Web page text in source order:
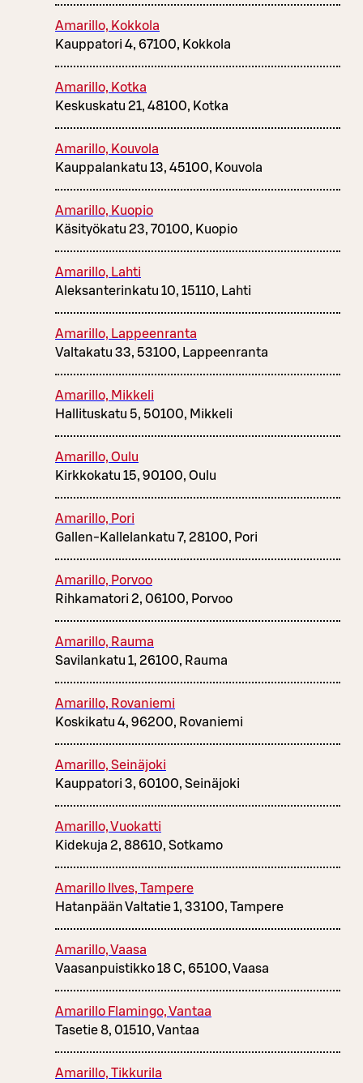
Amarillo, Kokkola
Kauppatori 4, 67100, Kokkola
Amarillo, Kotka
Keskuskatu 21, 48100, Kotka
Amarillo, Kouvola
Kauppalankatu 13, 45100, Kouvola
Amarillo, Kuopio
Käsityökatu 23, 70100, Kuopio
Amarillo, Lahti
Aleksanterinkatu 10, 15110, Lahti
Amarillo, Lappeenranta
Valtakatu 33, 53100, Lappeenranta
Amarillo, Mikkeli
Hallituskatu 5, 50100, Mikkeli
Amarillo, Oulu
Kirkkokatu 15, 90100, Oulu
Amarillo, Pori
Gallen-Kallelankatu 7, 28100, Pori
Amarillo, Porvoo
Rihkamatori 2, 06100, Porvoo
Amarillo, Rauma
Savilankatu 1, 26100, Rauma
Amarillo, Rovaniemi
Koskikatu 4, 96200, Rovaniemi
Amarillo, Seinäjoki
Kauppatori 3, 60100, Seinäjoki
Amarillo, Vuokatti
Kidekuja 2, 88610, Sotkamo
Amarillo Ilves, Tampere
Hatanpään Valtatie 1, 33100, Tampere
Amarillo, Vaasa
Vaasanpuistikko 18 C, 65100, Vaasa
Amarillo Flamingo, Vantaa
Tasetie 8, 01510, Vantaa
Amarillo, Tikkurila